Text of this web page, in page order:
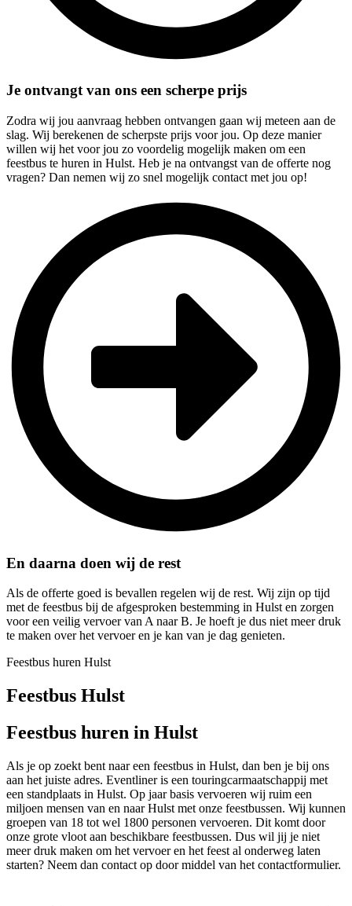
Je ontvangt van ons een scherpe prijs
Zodra wij jou aanvraag hebben ontvangen gaan wij meteen aan de
slag. Wij berekenen de scherpste prijs voor jou. Op deze manier
willen wij het voor jou zo voordelig mogelijk maken om een
feestbus te huren in Hulst. Heb je na ontvangst van de offerte nog
vragen? Dan nemen wij zo snel mogelijk contact met jou op!
En daarna doen wij de rest
Als de offerte goed is bevallen regelen wij de rest. Wij zijn op tijd
met de feestbus bij de afgesproken bestemming in Hulst en zorgen
voor een veilig vervoer van A naar B. Je hoeft je dus niet meer druk
te maken over het vervoer en je kan van je dag genieten.
Feestbus huren Hulst
Feestbus Hulst
Feestbus huren in Hulst
Als je op zoekt bent naar een feestbus in Hulst, dan ben je bij ons
aan het juiste adres. Eventliner is een touringcarmaatschappij met
een standplaats in Hulst. Op jaar basis vervoeren wij ruim een
miljoen mensen van en naar Hulst met onze feestbussen. Wij kunnen
groepen van 18 tot wel 1800 personen vervoeren. Dit komt door
onze grote vloot aan beschikbare feestbussen. Dus wil jij je niet
meer druk maken om het vervoer en het feest al onderweg laten
starten? Neem dan contact op door middel van het contactformulier.